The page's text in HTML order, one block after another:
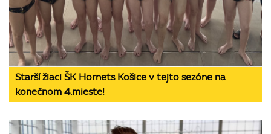
Starší žiaci ŠK Hornets Košice v tejto sezóne na
konečnom 4.mieste!